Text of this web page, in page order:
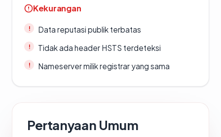
Kekurangan
Data reputasi publik terbatas
Tidak ada header HSTS terdeteksi
Nameserver milik registrar yang sama
Pertanyaan Umum